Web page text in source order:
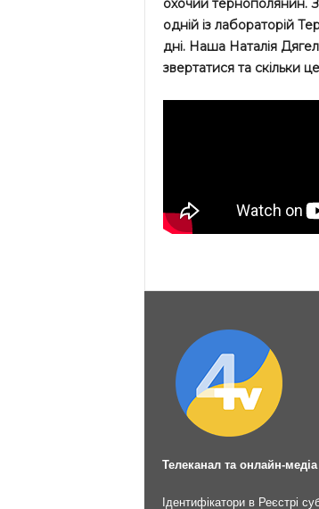
охочий тернополянин.
одній із лабораторій
дні. Наша Наталія
звертатися та скільки
Телеканал та онлайн-медіа
Ідентифікатори в Реєстрі